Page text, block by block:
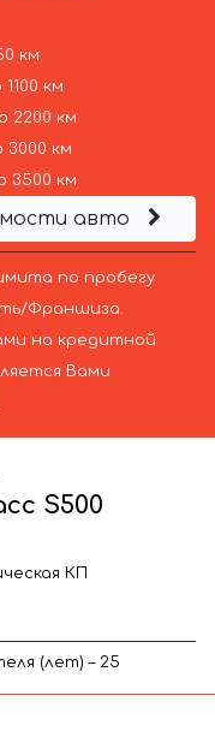
км
км
2200 км
3000 км
3500 км
авто
по пробегу
Франшиза.
на кредитной
Вами
S500
КП
(лет) – 25